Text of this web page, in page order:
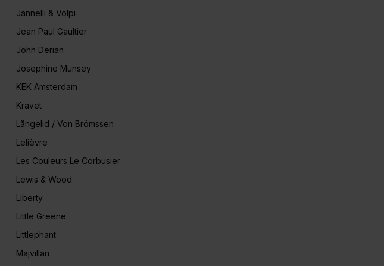
Jannelli & Volpi
Jean Paul Gaultier
John Derian
Josephine Munsey
KEK Amsterdam
Kravet
Långelid / Von Brömssen
Lelièvre
Les Couleurs Le Corbusier
Lewis & Wood
Liberty
Little Greene
Littlephant
Majvillan